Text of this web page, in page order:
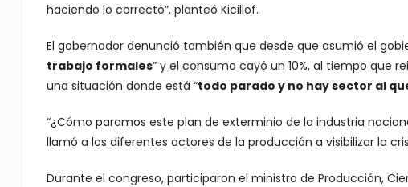
haciendo lo correcto”, planteó Kicillof.
El gobernador denunció también que desde que asumió el
trabajo formales” y el consumo cayó un 10%, al tiempo que
una situación donde está “todo parado y no hay sector al
“¿Cómo paramos este plan de exterminio de la industria
llamó a los diferentes actores de la producción a visibilizar la
Durante el congreso, participaron el ministro de Producción,